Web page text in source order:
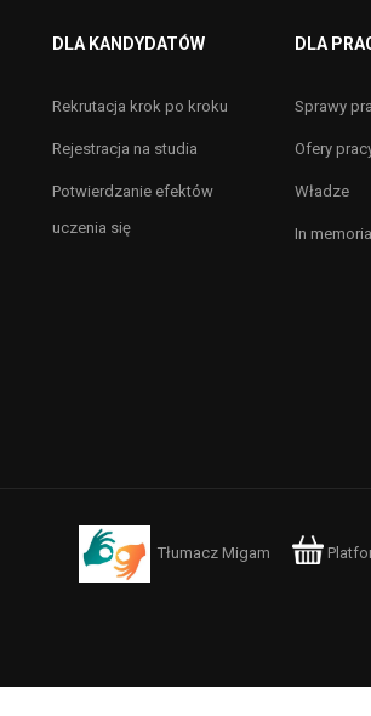
DLA KANDYDATÓW
Rekrutacja krok po kroku
Rejestracja na studia
Potwierdzanie efektów
uczenia się
DLA
Sprawy
Ofery
Władze
In
Tłumacz Migam